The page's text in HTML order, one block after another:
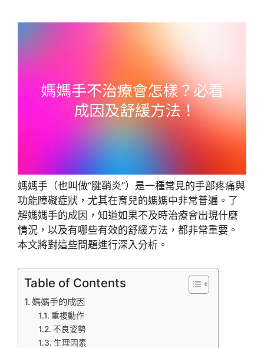
媽媽手（也叫做“腱鞘炎”）是一種常見的手部疼痛與
功能障礙症狀，尤其在育兒的媽媽中非常普遍。了
解媽媽手的成因，知道如果不及時治療會出現什麼
情況，以及有哪些有效的舒緩方法，都非常重要。
本文將對這些問題進行深入分析。
Table of Contents
媽媽手的成因
重複動作
不良姿勢
生理因素